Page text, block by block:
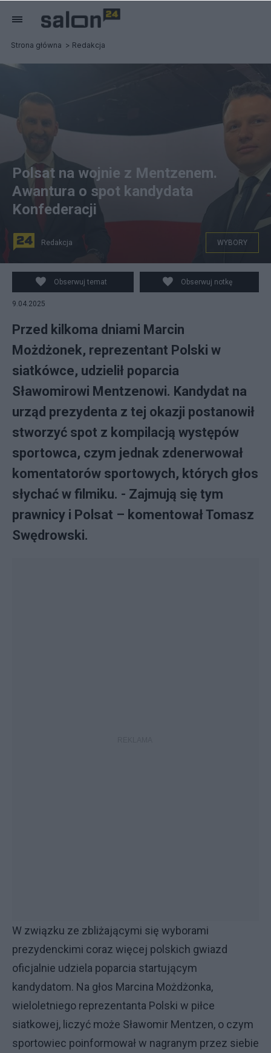
Strona główna Redakcja
Polsat na wojnie z Mentzenem.
Awantura o spot kandydata
Konfederacji
Redakcja WYBORY
Obserwuj temat Obserwuj notkę
9.04.2025
Przed kilkoma dniami Marcin
Możdżonek, reprezentant Polski w
siatkówce, udzielił poparcia
Sławomirowi Mentzenowi. Kandydat na
urząd prezydenta z tej okazji postanowił
stworzyć spot z kompilacją występów
sportowca, czym jednak zdenerwował
komentatorów sportowych, których głos
słychać w filmiku. - Zajmują się tym
prawnicy i Polsat – komentował Tomasz
Swędrowski.
W związku ze zbliżającymi się wyborami
prezydenckimi coraz więcej polskich gwiazd
oficjalnie udziela poparcia startującym
kandydatom. Na głos Marcina Możdżonka,
wieloletniego reprezentanta Polski w piłce
siatkowej, liczyć może Sławomir Mentzen, o czym
sportowiec poinformował w nagranym przez siebie